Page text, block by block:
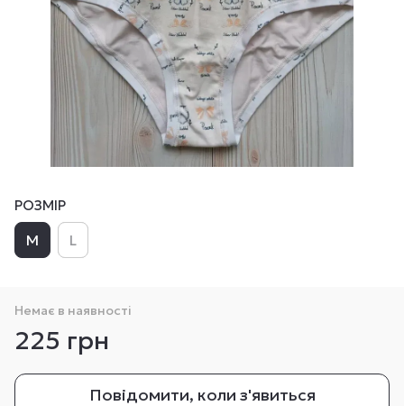
РОЗМІР
M L
Немає в наявності
225 грн
Повідомити, коли з'явиться